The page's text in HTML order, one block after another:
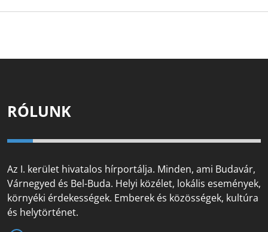
RÓLUNK
Az I. kerület hivatalos hírportálja. Minden, ami Budavár,
Várnegyed és Bel-Buda. Helyi közélet, lokális események,
környéki érdekességek. Emberek és közösségek, kultúra
és helytörténet.